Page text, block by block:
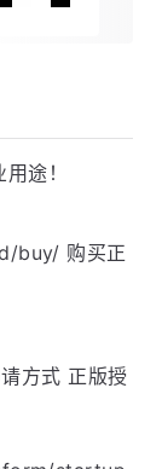
途！
buy/ 购买正
方式 正版授